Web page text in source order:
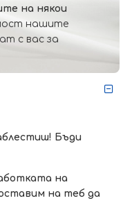
на някои
нашите
с вас за
Бъди
на
на теб да